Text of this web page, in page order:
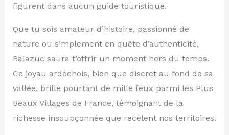
figurent dans aucun guide touristique.
Que tu sois amateur d’histoire, passionné de
nature ou simplement en quête d’authenticité,
Balazuc saura t’offrir un moment hors du temps.
Ce joyau ardéchois, bien que discret au fond de sa
vallée, brille pourtant de mille feux parmi les Plus
Beaux Villages de France, témoignant de la
richesse insoupçonnée que recèlent nos territoires.